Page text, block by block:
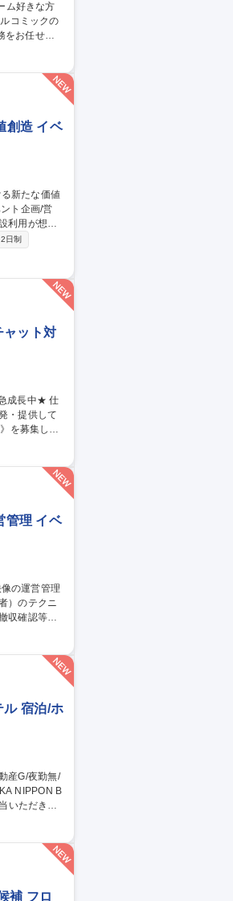
をお任せし
ミック以外
創造 イベ
利用時にお
の出向可
日制
ャット対
・提供して
を募集しま
。ユーザー
管理 イベ
）のテクニ
収確認等。
のヒアリ
) ※きめ細や
ル 宿泊/ホ
いただきま
環境です 募
補 フロ